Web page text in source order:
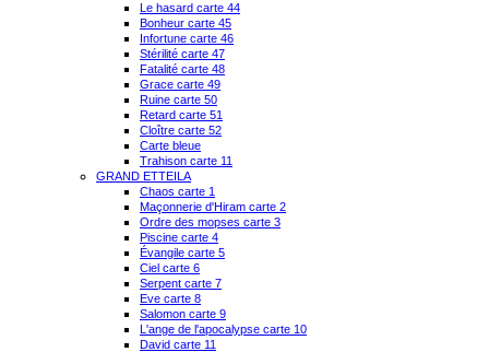
Le hasard carte 44
Bonheur carte 45
Infortune carte 46
Stérilité carte 47
Fatalité carte 48
Grace carte 49
Ruine carte 50
Retard carte 51
Cloître carte 52
Carte bleue
Trahison carte 11
GRAND ETTEILA
Chaos carte 1
Maçonnerie d'Hiram carte 2
Ordre des mopses carte 3
Piscine carte 4
Évangile carte 5
Ciel carte 6
Serpent carte 7
Eve carte 8
Salomon carte 9
L'ange de l'apocalypse carte 10
David carte 11